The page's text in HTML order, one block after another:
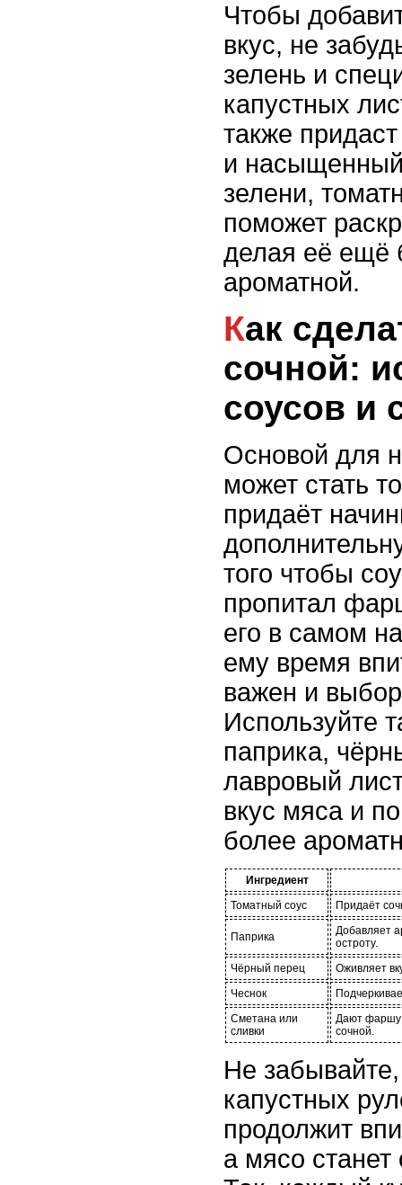
Чтобы
вкус, не
зелень и
капустных
также
и
зелени,
поможет
делая её ещё
ароматной.
Как сделать начинку
сочной:
соусов и
Основой для
может стать
придаёт
того чтобы
пропитал
его в самом
ему время
важен и
Используйте
паприка,
лавровый
вкус мяса и
более
Ингредиент
Томатный соус
Придаёт
Паприка
Добавляет
остроту.
Чёрный перец
Оживляет
Чеснок
Сметана или
сливки
Дают фаршу
сочной.
Не
капустных
продолжит
а мясо